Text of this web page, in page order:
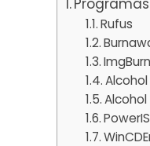
Rufus
ImgBurn
Alcohol